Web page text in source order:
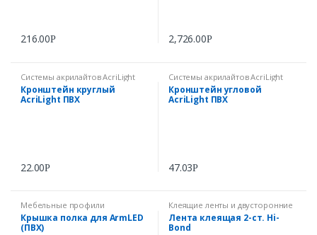
216.00Р 2,726.00Р
Системы акрилайтов AcriLight
Кронштейн круглый
AcriLight ПВХ
22.00Р
Системы акрилайтов AcriLight
Кронштейн угловой
AcriLight ПВХ
47.03Р
Мебельные профили
Крышка полка для ArmLED
(ПВХ)
Клеящие ленты и двусторонние
скотчи
Лента клеящая 2-ст. Hi-
Bond